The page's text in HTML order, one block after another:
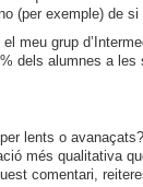
(per exemple) de si
meu grup
dels alumnes a les
lents o
més qualitativa
comentari,